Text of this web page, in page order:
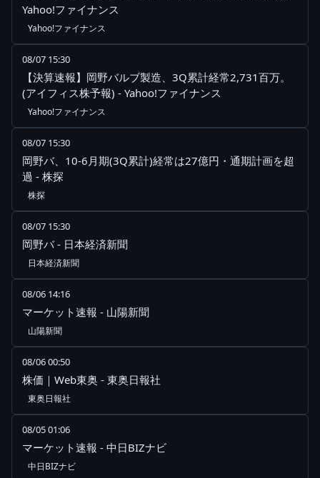
Yahoo!ファイナンス
Yahoo!ファイナンス
08/07 15:30
【決算速報】岡野バルブ製造、3Q累計経常2,731百万。
(アイフィス株予報) - Yahoo!ファイナンス
Yahoo!ファイナンス
08/07 15:30
岡野バ、10-6月期(3Q累計)経常は27億円・通期計画を超
過 - 株探
株探
08/07 15:30
岡野バ - 日本経済新聞
日本経済新聞
08/06 14:16
マーケット速報 - 山陽新聞
山陽新聞
08/06 00:50
株価｜Web東奥 - 東奥日報社
東奥日報社
08/05 01:06
マーケット速報 - 中日BIZナビ
中日BIZナビ